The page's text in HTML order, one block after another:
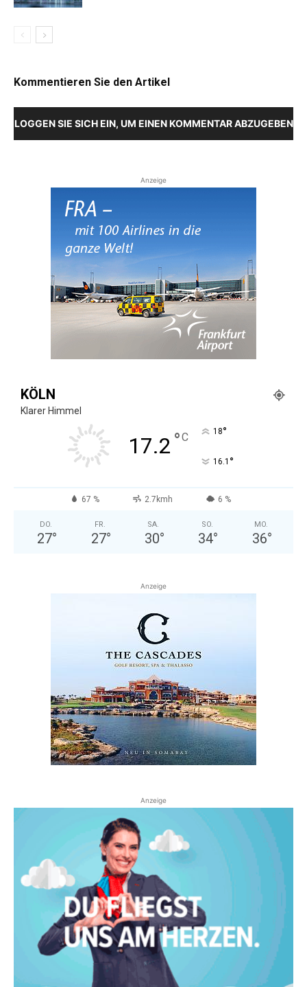
Kommentieren Sie den Artikel
LOGGEN SIE SICH EIN, UM EINEN KOMMENTAR ABZUGEBEN
Anzeige
KÖLN
Klarer Himmel
17.2 °C 18°
16.1 °
67 % 2.7kmh 6 %
DO.
27°
FR.
27°
SA.
30°
SO.
34°
MO.
36°
Anzeige
Anzeige